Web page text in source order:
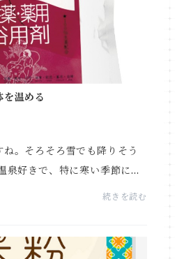
温める
。そろそろ雪でも降りそう
好きで、特に寒い季節には
ものですが、残念ながらCSを
続きを読む